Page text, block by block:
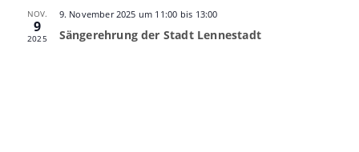
NOV.
9
2025
9. November 2025 um 11:00 bis 13:00
Sängerehrung der Stadt Lennestadt